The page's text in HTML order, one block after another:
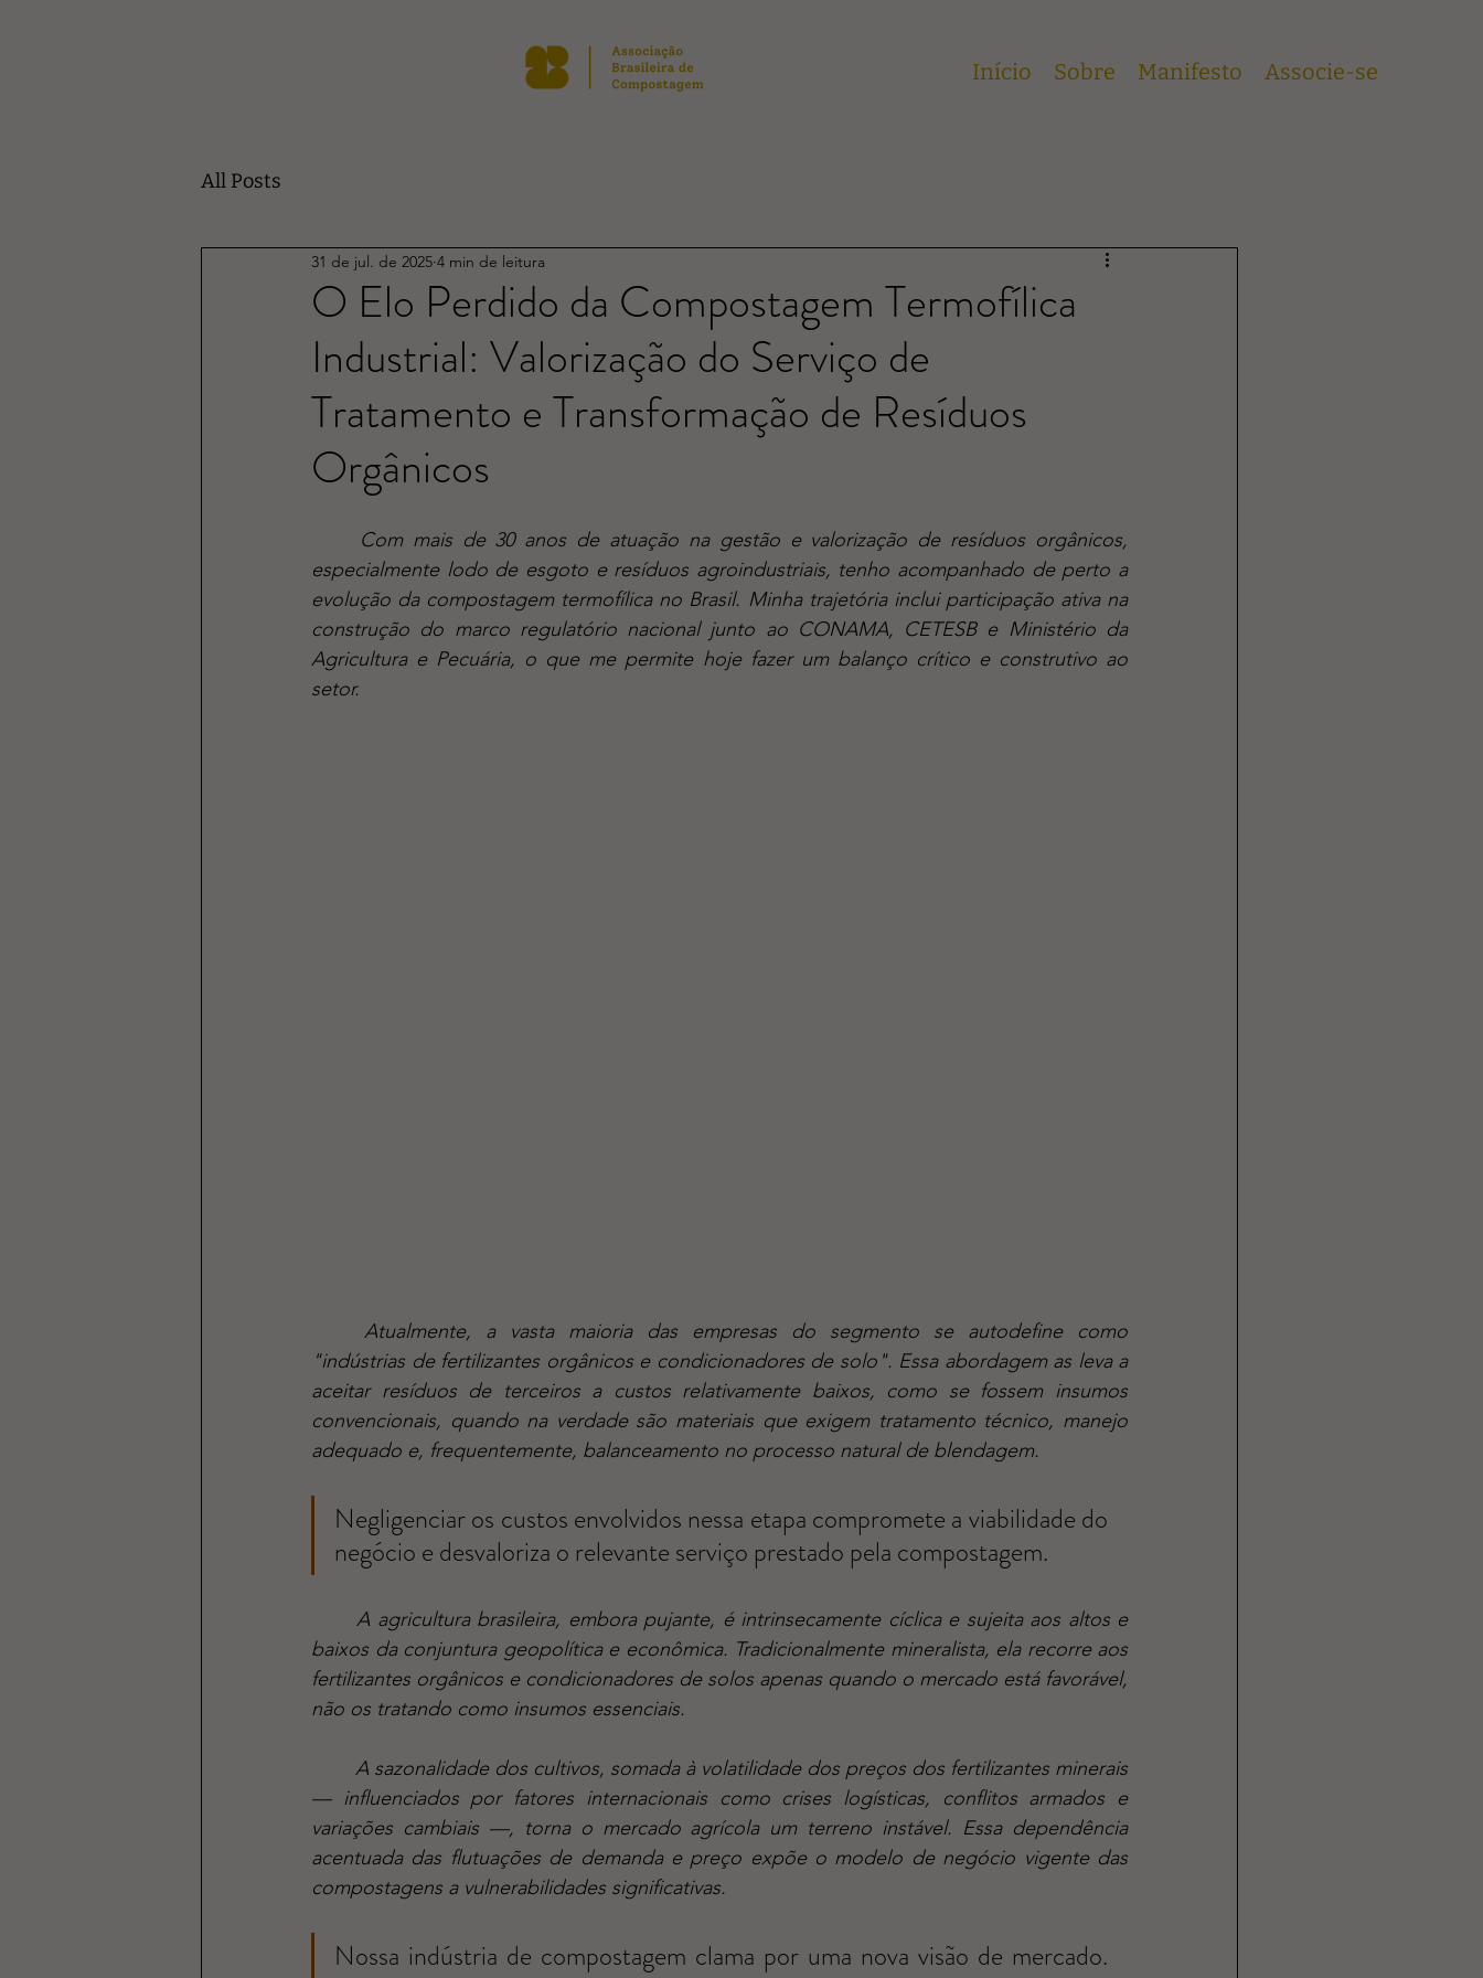
Início Sobre Manifesto Associe-se
All Posts
O Elo Perdido da Compostagem Termofílica
Industrial: Valorização do Serviço de
Tratamento e Transformação de Resíduos
Orgânicos
31 de jul. de 2025 4 min de leitura
especialmente lodo de esgoto e resíduos agroindustriais, tenho acompanhado de perto a
evolução da compostagem termofílica no Brasil. Minha trajetória inclui participação ativa na
construção do marco regulatório nacional junto ao CONAMA, CETESB e Ministério da
Agricultura e Pecuária, o que me permite hoje fazer um balanço crítico e construtivo ao
setor.
"indústrias de fertilizantes orgânicos e condicionadores de solo". Essa abordagem as leva a
aceitar resíduos de terceiros a custos relativamente baixos, como se fossem insumos
convencionais, quando na verdade são materiais que exigem tratamento técnico, manejo
adequado e, frequentemente, balanceamento no processo natural de blendagem.
Negligenciar os custos envolvidos nessa etapa compromete a viabilidade do
negócio e desvaloriza o relevante serviço prestado pela compostagem.
	A agricultura brasileira, embora pujante, é intrinsecamente cíclica e sujeita aos altos e
baixos da conjuntura geopolítica e econômica. Tradicionalmente mineralista, ela recorre aos
fertilizantes orgânicos e condicionadores de solos apenas quando o mercado está favorável,
não os tratando como insumos essenciais.
— influenciados por fatores internacionais como crises logísticas, conflitos armados e
variações cambiais —, torna o mercado agrícola um terreno instável. Essa dependência
acentuada das flutuações de demanda e preço expõe o modelo de negócio vigente das
compostagens a vulnerabilidades significativas.
Nossa indústria de compostagem clama por uma nova visão de mercado.